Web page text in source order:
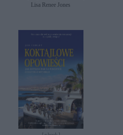
Lisa Renee Jones